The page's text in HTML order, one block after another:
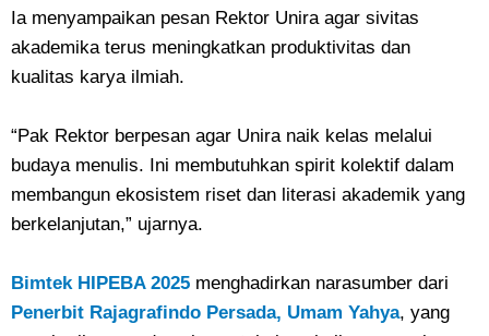
Ia menyampaikan pesan Rektor Unira agar sivitas
akademika terus meningkatkan produktivitas dan
kualitas karya ilmiah.
“Pak Rektor berpesan agar Unira naik kelas melalui
budaya menulis. Ini membutuhkan spirit kolektif dalam
membangun ekosistem riset dan literasi akademik yang
berkelanjutan,” ujarnya.
Bimtek HIPEBA 2025 menghadirkan narasumber dari
Penerbit Rajagrafindo Persada, Umam Yahya, yang